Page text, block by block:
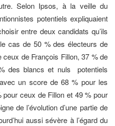
Selon Ipsos, à la veille du
potentiels expliquaient
entre deux candidats qu’ils
cas de 50 % des électeurs de
de François Fillon, 37 % de
des blancs et nuls potentiels
un score de 68 % pour les
ceux de Fillon et 49 % pour
de l’évolution d’une partie de
aussi sévère à l’égard du